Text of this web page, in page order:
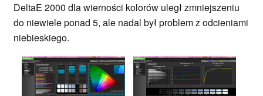
DeltaE 2000 dla wierności kolorów uległ zmniejszeniu
do niewiele ponad 5, ale nadal był problem z odcieniami
niebieskiego.